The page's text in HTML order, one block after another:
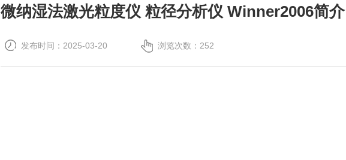
微纳湿法激光粒度仪 粒径分析仪 Winner2006简介
发布时间：2025-03-20 浏览次数：252